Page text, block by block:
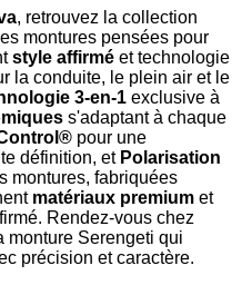
, retrouvez la collection
montures pensées pour
style affirmé et technologie
la conduite, le plein air et le
3-en-1 exclusive à
s'adaptant à chaque
pour une
définition, et Polarisation
montures, fabriquées
matériaux premium et
Rendez-vous chez
monture Serengeti qui
précision et caractère.